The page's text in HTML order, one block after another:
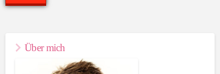
Über mich